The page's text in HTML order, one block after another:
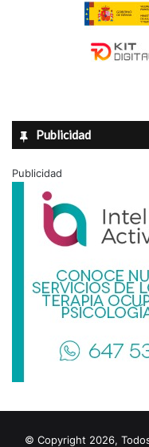
Publicidad
Publicidad
© Copyright 2026,